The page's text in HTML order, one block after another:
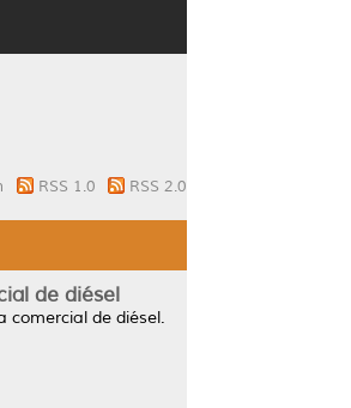
RSS 1.0 RSS 2.0
de diésel
comercial de diésel.